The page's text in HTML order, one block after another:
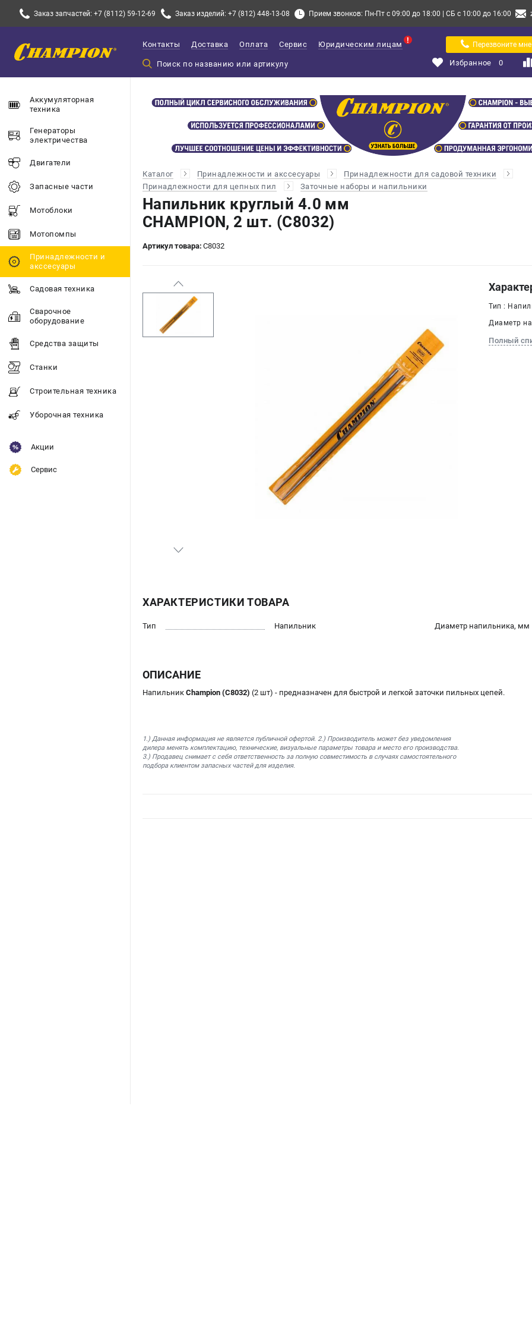
Заказ запчастей: +7 (8112) 59-12-69 Заказ изделий: +7 (812) 448-13-08 Прием звонков: Пн-Пт с 09:00 до 18:00 | СБ с 10:00 до 16:00
Контакты Доставка Оплата Сервис Юридическим лицам Перезвоните мне
Избранное 0
Аккумуляторная
техника
Генераторы
электричества
Двигатели
Запасные части
Мотоблоки
Мотопомпы
Принадлежности и
акссесуары
Садовая техника
Сварочное
оборудование
Средства защиты
Станки
Строительная техника
Уборочная техника
Акции
Сервис
Каталог Принадлежности и акссесуары
Принадлежности для садовой техники
Принадлежности для цепных пил
Заточные наборы и напильники
Напильник круглый 4.0 мм
CHAMPION, 2 шт. (C8032)
Артикул товара: C8032
Тип :
Диаметр
Полный
ХАРАКТЕРИСТИКИ ТОВАРА
Тип Напильник Диаметр напильника, мм
ОПИСАНИЕ
Напильник Champion (C8032) (2 шт) - предназначен для быстрой и легкой заточки пильных цепей.
1.) Данная информация не является публичной офертой. 2.) Производитель может без уведомления
дилера менять комплектацию, технические, визуальные параметры товара и место его производства.
3.) Продавец снимает с себя ответственность за полную совместимость в случаях самостоятельного
подбора клиентом запасных частей для изделия.